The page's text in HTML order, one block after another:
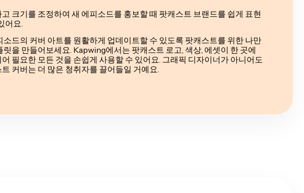
크기를 조정하여 새 에피소드를 홍보할 때 팟캐스트 브랜드를 쉽게 표현
어요.
소드의 커버 아트를 원활하게 업데이트할 수 있도록 팟캐스트를 위한 나만
릿을 만들어보세요. Kapwing에서는 팟캐스트 로고, 색상, 에셋이 한 곳에
필요한 모든 것을 손쉽게 사용할 수 있어요. 그래픽 디자이너가 아니어도
커버는 더 많은 청취자를 끌어들일 거예요.